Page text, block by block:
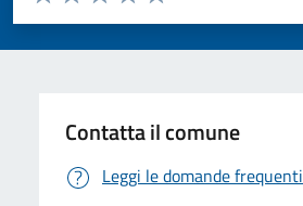
Valuta 5 stelle su 5
Valuta 4 stelle su 5
Valuta 3 stelle su 5
Valuta 2 stelle su 5
Valuta 1 stelle su 5
Contatta il comune
Leggi le domande frequenti